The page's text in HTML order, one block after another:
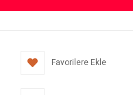
Favorilere Ekle